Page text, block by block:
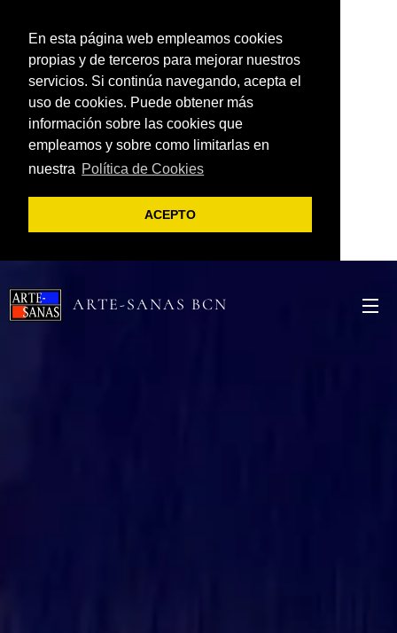
En esta página web empleamos cookies
propias y de terceros para mejorar nuestros
servicios. Si continúa navegando, acepta el
uso de cookies. Puede obtener más
información sobre las cookies que
empleamos y sobre como limitarlas en
nuestra Política de Cookies
ACEPTO
ARTE-SANAS BCN